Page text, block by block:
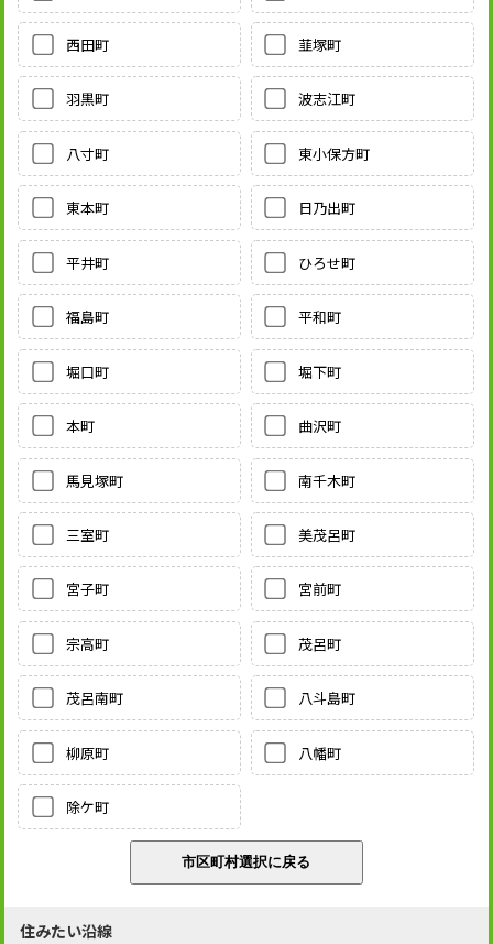
西田町 韮塚町
羽黒町 波志江町
八寸町 東小保方町
東本町 日乃出町
平井町 ひろせ町
福島町 平和町
堀口町 堀下町
本町 曲沢町
馬見塚町 南千木町
三室町 美茂呂町
宮子町 宮前町
宗高町 茂呂町
茂呂南町 八斗島町
柳原町 八幡町
除ケ町
住みたい沿線